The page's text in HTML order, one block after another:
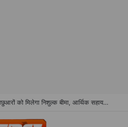
पीएम मत्स्य संपदा योजना से मछुआरों को मिलेगा निशुल्क बीमा, आर्थिक सहायता और अनुदान